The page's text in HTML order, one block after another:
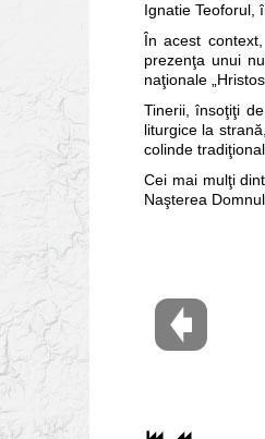
Ignatie Teoforul,
În acest
prezenţa unui
naţionale
Tinerii, însoţiţi
liturgice la
colinde
Cei mai mulţi
Naşterea